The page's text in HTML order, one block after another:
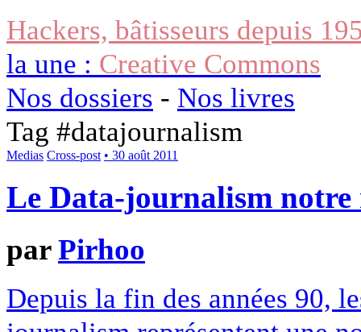
Hackers, bâtisseurs depuis
la une : Creative Commons
Nos dossiers - Nos livres
Tag #datajournalism
Medias Cross-post • 30 août 2011
Le Data-journalism
parPirhoo
Depuis la fin des années 90,